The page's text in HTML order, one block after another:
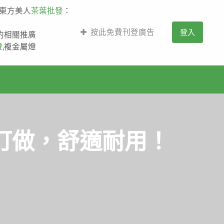
方美人 茶葉批發 ：
相關推廣
,複金屬燈
按此免費刊登廣告 登入
，舒適耐用！